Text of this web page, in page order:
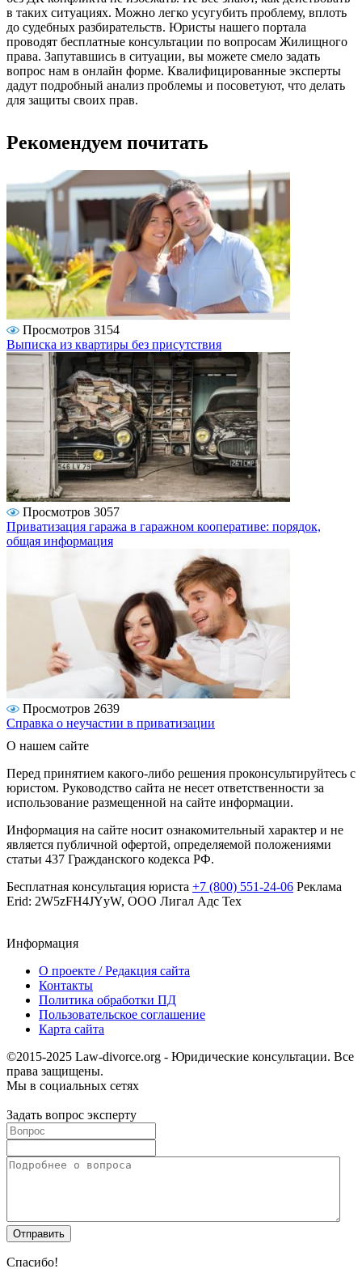
в таких ситуациях. Можно легко усугубить проблему, вплоть
до судебных разбирательств. Юристы нашего портала
проводят бесплатные консультации по вопросам Жилищного
права. Запутавшись в ситуации, вы можете смело задать
вопрос нам в онлайн форме. Квалифицированные эксперты
дадут подробный анализ проблемы и посоветуют, что делать
для защиты своих прав.
Рекомендуем почитать
Просмотров 3154
Выписка из квартиры без присутствия
Просмотров 3057
Приватизация гаража в гаражном кооперативе: порядок,
общая информация
Просмотров 2639
Справка о неучастии в приватизации
О нашем сайте
Перед принятием какого-либо решения проконсультируйтесь с
юристом. Руководство сайта не несет ответственности за
использование размещенной на сайте информации.
Информация на сайте носит ознакомительный характер и не
является публичной офертой, определяемой положениями
статьи 437 Гражданского кодекса РФ.
Бесплатная консультация юриста +7 (800) 551-24-06 Реклама
Erid: 2W5zFH4JYyW, ООО Лигал Адс Тех
Информация
О проекте / Редакция сайта
Контакты
Политика обработки ПД
Пользовательское соглашение
Карта сайта
©2015-2025 Law-divorce.org - Юридические консультации. Все
права защищены.
Мы в социальных сетях
Задать вопрос эксперту
Спасибо!